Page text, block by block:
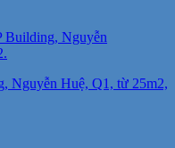
Nguyễn Huệ, Q1, từ 25m2,